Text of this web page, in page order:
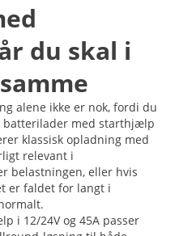
du skal i
alene ikke er nok, fordi du
batterilader med starthjælp
klassisk opladning med
relevant i
belastningen, eller hvis
er faldet for langt i
i 12/24V og 45A passer